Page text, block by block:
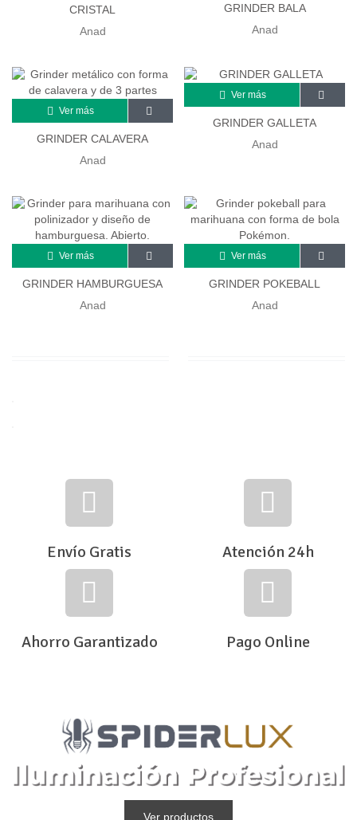
CRISTAL
Anad
GRINDER BALA
Anad
Ver más
GRINDER CALAVERA
Anad
Ver más
GRINDER GALLETA
Anad
Ver más
GRINDER HAMBURGUESA
Anad
Ver más
GRINDER POKEBALL
Anad
Envío Gratis Atención 24h
Ahorro Garantizado Pago Online
Ver productos